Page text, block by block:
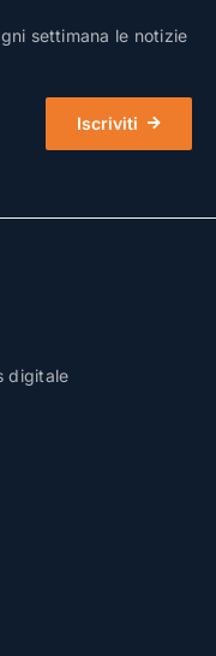
settimana le notizie
Iscriviti
digitale